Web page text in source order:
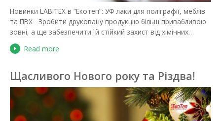
Новинки LABITEX в “Екотеп”: УФ лаки для поліграфії, меблів
та ПВХ Зробити друковану продукцію більш привабливою
зовні, а ще забезпечити їй стійкий захист від хімічних…
Read more
Щасливого Нового року та Різдва!